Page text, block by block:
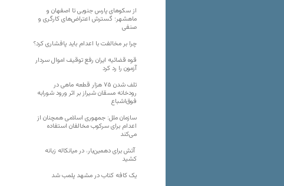
از سکوهای پارس جنوبی تا اصفهان و
ماهشهر؛ گسترش اعتراض‌های کارگری و
صنفی
چرا بر مخالفت با اعدام باید پافشاری کرد؟
قوه قضائیه ایران رفع توقیف اموال سردار
آزمون را رد کرد
تلف شدن ۷۵ هزار قطعه ماهی در
رودخانه مسقان شیراز بر اثر ورود شورابه
فوق‌اشباع
سازمان ملل: جمهوری اسلامی همچنان از
اعدام برای سرکوب مخالفان استفاده
می‌کند
آتش برای دهمین‌بار، در میانکاله زبانه
کشید
یک کافه کتاب در مشهد پلمب شد